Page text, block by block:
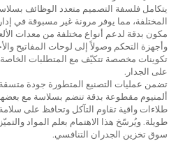
يتكامل فلسفة التصميم متعدد الوظائف
المختلفة، مما يوفر مرونة غير مسبوقة في
مكون بدقة لدعم أنواع مختلفة من معدات
وأجهزة التحكم وصولاً إلى لوحات المفاتيح
تكوينات مخصصة تتكيّف مع المتطلبات
على الجدار.
تضمن عمليات التصنيع المتطورة جودة
ألمنيوم مقطوعة بدقة تنضم بسلاسة مع
طلاءات واقية تقاوم التآكل وتحافظ على
طويلة. ويُرسّخ هذا الاهتمام بعلم المواد
سوق تخزين الجدران التنافسي.